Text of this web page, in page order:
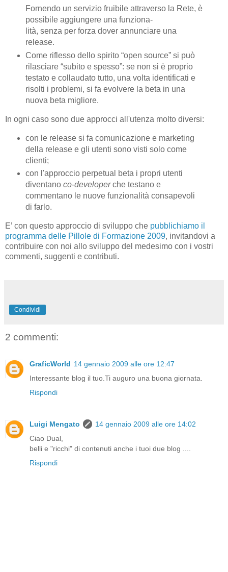
Fornendo un servizio fruibile attraverso la Rete, è
possibile aggiungere una funziona-
lità, senza per forza dover annunciare una
release.
Come riflesso dello spirito “open source” si può
rilasciare “subito e spesso”: se non si è proprio
testato e collaudato tutto, una volta identificati e
risolti i problemi, si fa evolvere la beta in una
nuova beta migliore.
In ogni caso sono due approcci all'utenza molto diversi:
con le release si fa comunicazione e marketing
della release e gli utenti sono visti solo come
clienti;
con l'approccio perpetual beta i propri utenti
diventano co-developerche testano e
commentano le nuove funzionalità consapevoli
di farlo.
E’ con questo approccio di sviluppo che pubblichiamo il
programma delle Pillole di Formazione 2009, invitandovi a
contribuire con noi allo sviluppo del medesimo con i vostri
commenti, suggenti e contributi.
Condividi
2 commenti:
GraficWorld 14 gennaio 2009 alle ore 12:47
Interessante blog il tuo.Ti auguro una buona giornata.
Rispondi
Luigi Mengato
14 gennaio 2009 alle ore 14:02
Ciao Dual,
belli e "ricchi" di contenuti anche i tuoi due blog ....
Rispondi